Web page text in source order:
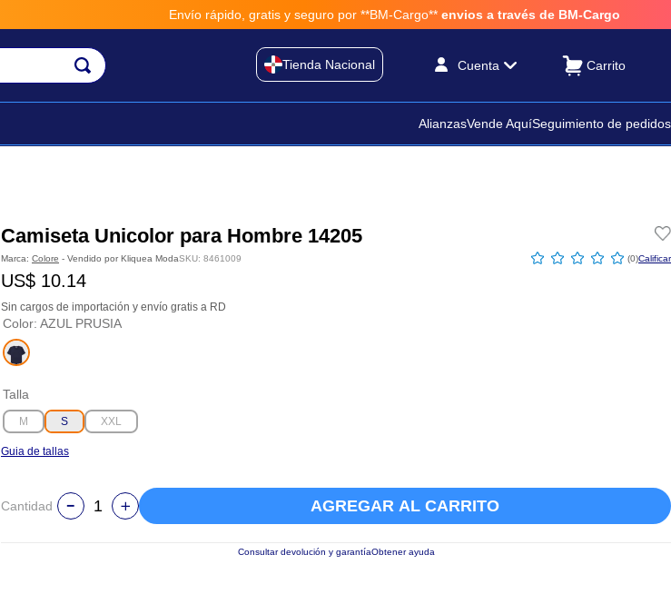
Envío rápido, gratis y seguro por **BM-Cargo** envios a través de BM-Cargo
Tienda Nacional Cuenta
AlianzasVende AquíSeguimiento de pedidos
Camiseta Unicolor para Hombre 14205
Marca: Colore - Vendido por Kliquea ModaSKU: 8461009 ☆ ☆ ☆ ☆ ☆ (0)
US$ 10.14
Sin cargos de importación y envío gratis a RD
Color: AZUL PRUSIA
Talla
M S XXL
Guia de tallas
Cantidad AGREGAR AL CARRITO
Consultar devolución y garantíaObtener ayuda